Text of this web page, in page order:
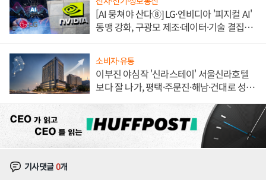
[AI 뭉쳐야 산다⑧] LG·엔비디아 '피지컬 AI'
동맹 강화, 구광모 제조·데이터·기술 결집
소비자·유통
이부진 야심작 '신라스테이' 서울신라호텔
보다 잘 나가, 평택·주문진·해남·건대로 성
기사댓글0개